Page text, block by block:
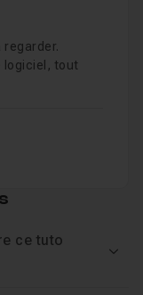
logiciel, tout
ce tuto